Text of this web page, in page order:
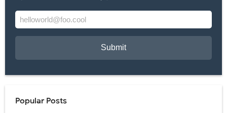
Lukisan Mural Menarik Cocok Untuk Rumah Minimalis
Jasa Lukis Mural Dengan Kualitas Terbaik Se Indonesia
Popular Posts